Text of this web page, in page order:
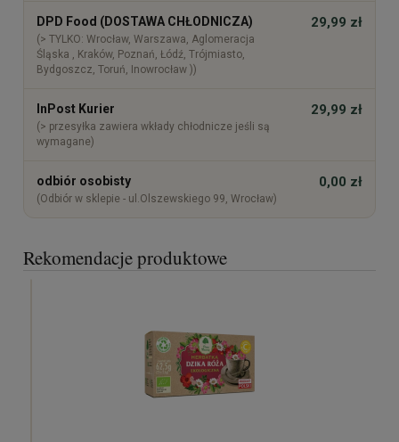
DPD Food (DOSTAWA CHŁODNICZA)
(> TYLKO: Wrocław, Warszawa, Aglomeracja
Śląska , Kraków, Poznań, Łódź, Trójmiasto,
Bydgoszcz, Toruń, Inowrocław ))
29,99 zł
InPost Kurier
(> przesyłka zawiera wkłady chłodnicze jeśli są
wymagane)
29,99 zł
odbiór osobisty
(Odbiór w sklepie - ul.Olszewskiego 99, Wrocław)
0,00 zł
Rekomendacje produktowe